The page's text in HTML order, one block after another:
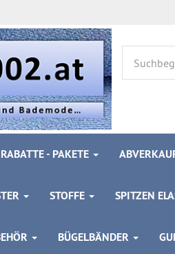
- PAKETE
STOFFE SPITZEN
BÜGELBÄNDER